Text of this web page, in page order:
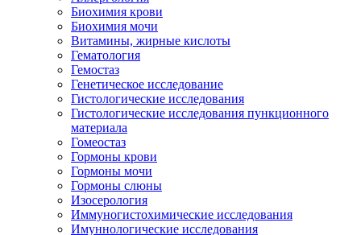
Биохимия крови
Биохимия мочи
Витамины, жирные кислоты
Гематология
Гемостаз
Генетическое исследование
Гистологические исследования
Гистологические исследования пункционного
материала
Гомеостаз
Гормоны крови
Гормоны мочи
Гормоны слюны
Изосерология
Иммуногистохимические исследования
Имуннологические исследования